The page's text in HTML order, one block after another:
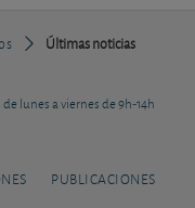
Últimas noticias
de lunes a viernes de 9h-14h
PUBLICACIONES